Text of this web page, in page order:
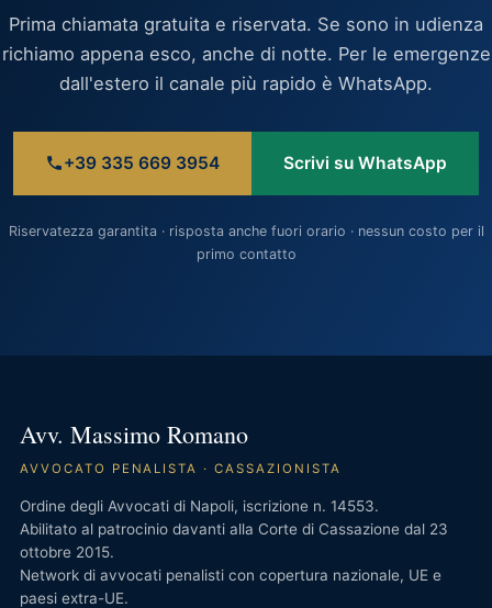
Prima chiamata gratuita e riservata. Se sono in udienza
richiamo appena esco, anche di notte. Per le emergenze
dall'estero il canale più rapido è WhatsApp.
+39 335 669 3954 Scrivi su WhatsApp
Riservatezza garantita · risposta anche fuori orario · nessun costo per il
primo contatto
Avv. Massimo Romano
AVVOCATO PENALISTA · CASSAZIONISTA
Ordine degli Avvocati di Napoli, iscrizione n. 14553.
Abilitato al patrocinio davanti alla Corte di Cassazione dal 23
ottobre 2015.
Network di avvocati penalisti con copertura nazionale, UE e
paesi extra-UE.